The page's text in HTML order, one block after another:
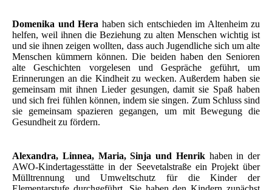
Domenika und Hera haben sich entschieden im Altenheim zu
helfen, weil ihnen die Beziehung zu alten Menschen wichtig ist
und sie ihnen zeigen wollten, dass auch Jugendliche sich um alte
Menschen kümmern können. Die beiden haben den Senioren
alte Geschichten vorgelesen und Gespräche geführt, um
Erinnerungen an die Kindheit zu wecken. Außerdem haben sie
gemeinsam mit ihnen Lieder gesungen, damit sie Spaß haben
und sich frei fühlen können, indem sie singen. Zum Schluss sind
sie gemeinsam spazieren gegangen, um mit Bewegung die
Gesundheit zu fördern.
Alexandra, Linnea, Maria, Sinja und Henrik haben in der
AWO-Kindertagesstätte in der Seevetalstraße ein Projekt über
Mülltrennung und Umweltschutz für die Kinder der